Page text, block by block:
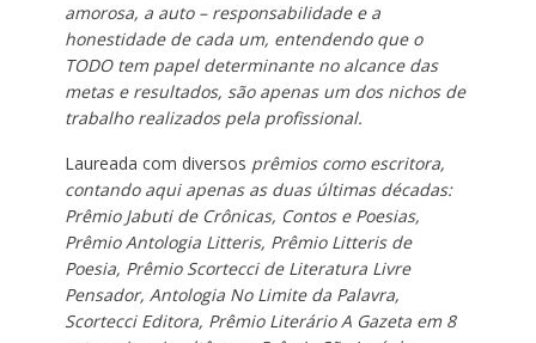
amorosa, a auto – responsabilidade e a
honestidade de cada um, entendendo que o
TODO tem papel determinante no alcance das
metas e resultados, são apenas um dos nichos de
trabalho realizados pela profissional.
Laureada com diversos prêmios como escritora,
contando aqui apenas as duas últimas décadas:
Prêmio Jabuti de Crônicas, Contos e Poesias,
Prêmio Antologia Litteris, Prêmio Litteris de
Poesia, Prêmio Scortecci de Literatura Livre
Pensador, Antologia No Limite da Palavra,
Scortecci Editora, Prêmio Literário A Gazeta em 8